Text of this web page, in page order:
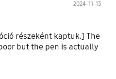
2024-11-13
részeként kaptuk.] The
but the pen is actually